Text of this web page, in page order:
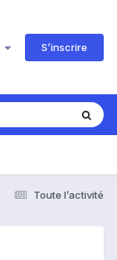
S’inscrire
Toute l’activité